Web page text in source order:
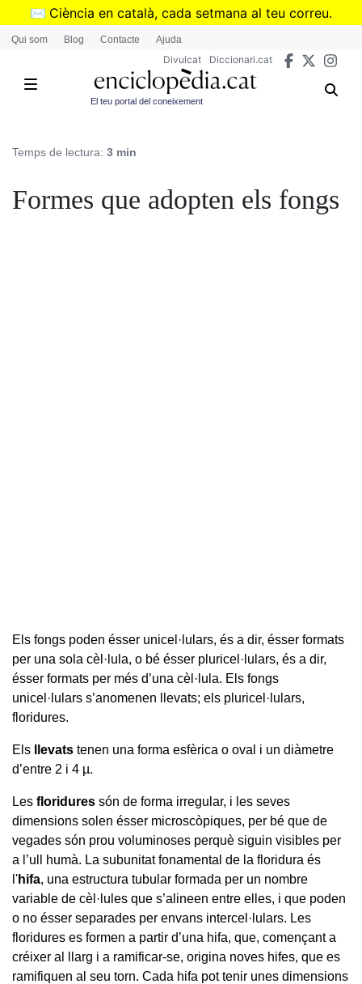
Vés
✉️ Ciència en català, cada setmana al teu correu.
➜Subscriu-te al butlletí de Divulcat
Qui som Blog Contacte Ajuda
Divulcat Diccionari.cat
El teu portal del coneixement
Temps de lectura: 3 min
Formes que adopten els fongs
Els fongs poden ésser unicel·lulars, és a dir, ésser formats
per una sola cèl·lula, o bé ésser pluricel·lulars, és a dir,
ésser formats per més d’una cèl·lula. Els fongs
unicel·lulars s’anomenen llevats; els pluricel·lulars,
floridures.
Els llevats tenen una forma esfèrica o oval i un diàmetre
d’entre 2 i 4 µ.
Les floridures són de forma irregular, i les seves
dimensions solen ésser microscòpiques, per bé que de
vegades són prou voluminoses perquè siguin visibles per
a l’ull humà. La subunitat fonamental de la floridura és
l'hifa, una estructura tubular formada per un nombre
variable de cèl·lules que s’alineen entre elles, i que poden
o no ésser separades per envans intercel·lulars. Les
floridures es formen a partir d’una hifa, que, començant a
créixer al llarg i a ramificar-se, origina noves hifes, que es
ramifiquen al seu torn. Cada hifa pot tenir unes dimensions